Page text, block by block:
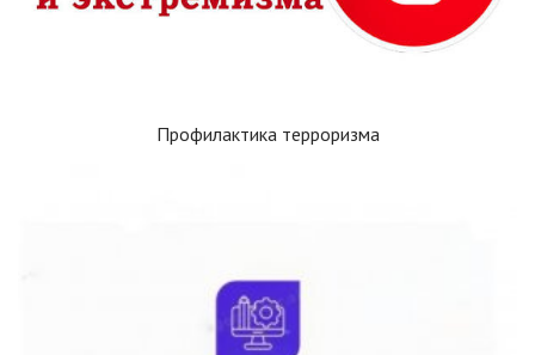
Профилактика терроризма